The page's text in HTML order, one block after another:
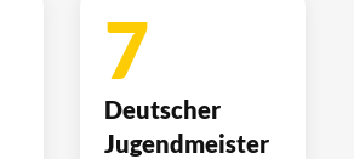
7
Deutscher
Jugendmeister